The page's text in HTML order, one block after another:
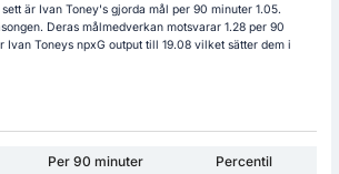
är Ivan Toney's gjorda mål per 90 minuter 1.05.
Deras målmedverkan motsvarar 1.28 per 90
Toneys npxG output till 19.08 vilket sätter dem i
Per 90 minuter
Percentil